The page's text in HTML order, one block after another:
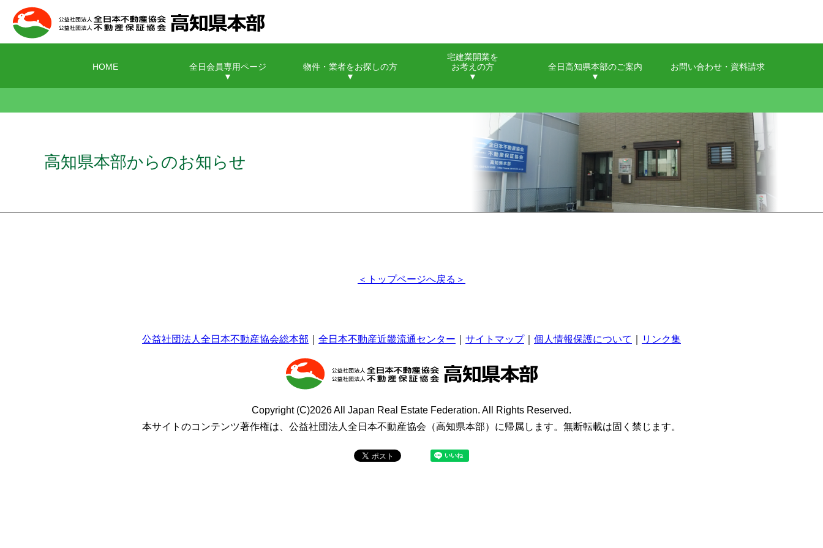
HOME 全日会員専用ページ 物件・業者をお探しの方
宅建業開業を
お考えの方
全日高知県本部のご案内 お問い合わせ・資料請求
高知県本部からのお知らせ
＜トップページへ戻る＞
公益社団法人全日本不動産協会総本部 全日本不動産近畿流通センター サイトマップ 個人情報保護について リンク集
Copyright (C)2026All Japan Real Estate Federation. All Rights Reserved.
本サイトのコンテンツ著作権は、公益社団法人全日本不動産協会（高知県本部）に帰属します。無断転載は固く禁じます。